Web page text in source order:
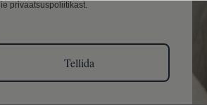
privaatsuspoliitikast.
Tellida